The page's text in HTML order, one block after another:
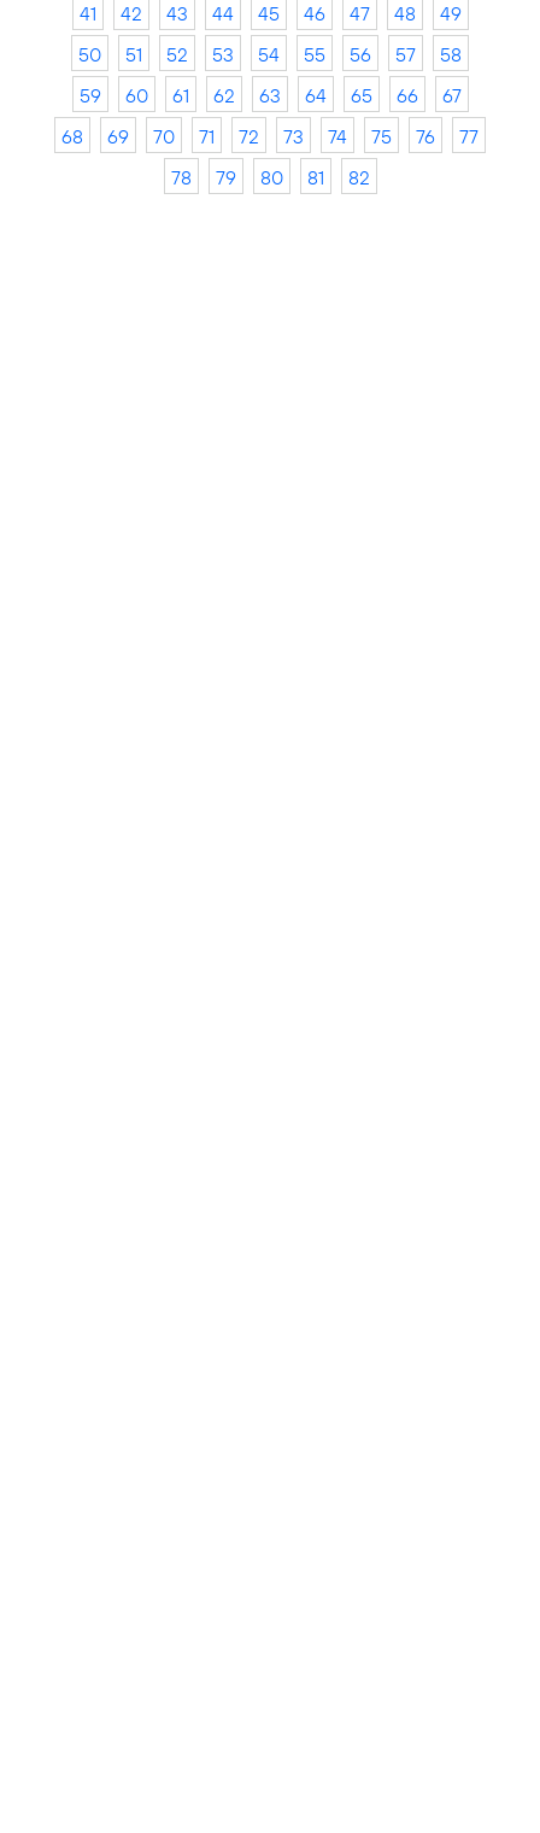
41
42 43 44 45 46 47 48
49
50
51 52 53 54 55 56 57
58
59
60 61 62 63 64 65 66
67
68
69 70 71 72 73 74 75 76
77
78
79 80 81 82